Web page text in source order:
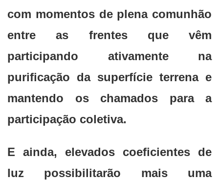
com momentos de plena comunhão
entre as frentes que vêm
participando ativamente na
purificação da superfície terrena e
mantendo os chamados para a
participação coletiva.
E ainda, elevados coeficientes de
luz possibilitarão mais uma